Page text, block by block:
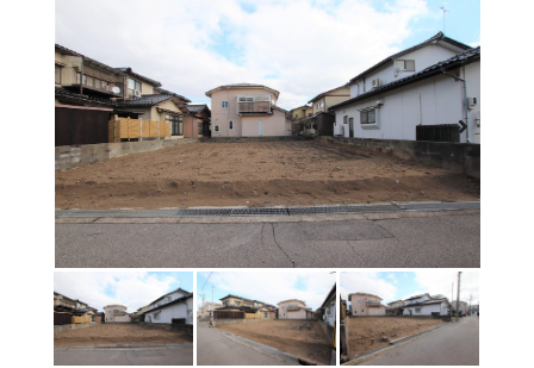
採用情報
プライバシーポリシー
/
4K/4DK/4LDK
エリア
金沢市全域
金沢市中心部 南部(野々市方面)
北部(東金沢方面)
中部(金沢駅/県庁方面)
東部(金沢大学方面)
西部(西金沢/西インター)
その他
野々市市 白山市 能美市
小松市
かほく市
河北郡